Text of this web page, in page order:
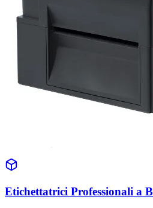
Etichettatrici Professionali a